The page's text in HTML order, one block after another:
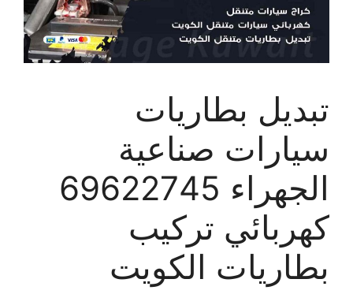
تبديل بطاريات
سيارات صناعية
الجهراء 69622745
كهربائي تركيب
بطاريات الكويت